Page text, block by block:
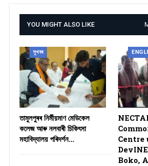
YOU MIGHT ALSO LIKE
সুখবৰ
তামুলপুৰৰ নিৰ্মীয়মাণ মেডিকেল
কলেজ আৰু নলবাৰী চিকিৎসা
মহাবিদ্যালয় পৰিদৰ্শন…
Centre
Boko,